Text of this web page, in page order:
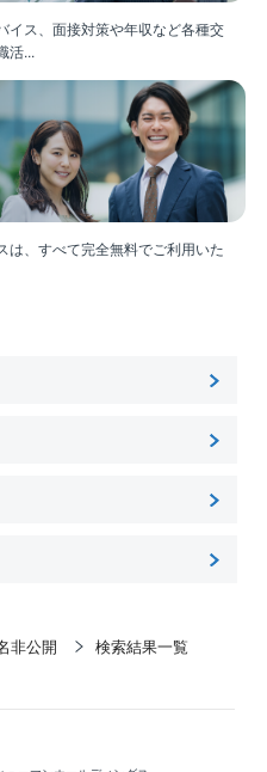
イス、面接対策や年収など各種交
活...
は、すべて完全無料でご利用いた
非公開 検索結果一覧